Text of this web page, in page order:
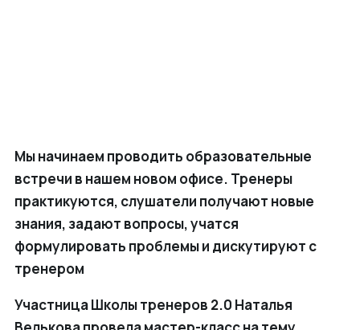
Мы начинаем проводить образовательные
встречи в нашем новом офисе. Тренеры
практикуются, слушатели получают новые
знания, задают вопросы, учатся
формулировать проблемы и дискутируют с
тренером
Участница Школы тренеров 2.0 Наталья